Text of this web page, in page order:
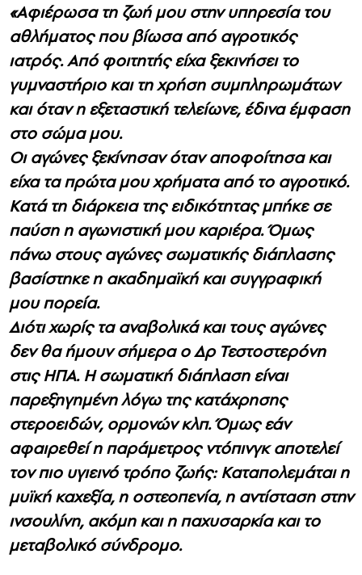
«Αφιέρωσα τη ζωή μου στην υπηρεσία του
αθλήματος που βίωσα από αγροτικός
ιατρός. Από φοιτητής είχα ξεκινήσει το
γυμναστήριο και τη χρήση συμπληρωμάτων
και όταν η εξεταστική τελείωνε, έδινα έμφαση
στο σώμα μου.
Οι αγώνες ξεκίνησαν όταν αποφοίτησα και
είχα τα πρώτα μου χρήματα από το αγροτικό.
Κατά τη διάρκεια της ειδικότητας μπήκε σε
παύση η αγωνιστική μου καριέρα. Όμως
πάνω στους αγώνες σωματικής διάπλασης
βασίστηκε η ακαδημαϊκή και συγγραφική
μου πορεία.
Διότι χωρίς τα αναβολικά και τους αγώνες
δεν θα ήμουν σήμερα ο Δρ Τεστοστερόνη
στις ΗΠΑ. Η σωματική διάπλαση είναι
παρεξηγημένη λόγω της κατάχρησης
στεροειδών, ορμονών κλπ. Όμως εάν
αφαιρεθεί η παράμετρος ντόπινγκ αποτελεί
τον πιο υγιεινό τρόπο ζωής: Καταπολεμάται η
μυϊκή καχεξία, η οστεοπενία, η αντίσταση στην
ινσουλίνη, ακόμη και η παχυσαρκία και το
μεταβολικό σύνδρομο.